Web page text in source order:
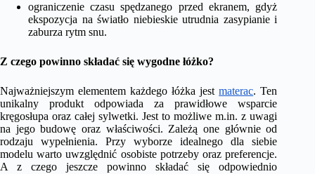
ograniczenie czasu spędzanego przed ekranem, gdyż
ekspozycja na światło niebieskie utrudnia zasypianie i
zaburza rytm snu.
Z czego powinno składać się wygodne łóżko?
Najważniejszym elementem każdego łóżka jestmaterac. Ten
unikalny produkt odpowiada za prawidłowe wsparcie
kręgosłupa oraz całej sylwetki. Jest to możliwe m.in. z uwagi
na jego budowę oraz właściwości. Zależą one głównie od
rodzaju wypełnienia. Przy wyborze idealnego dla siebie
modelu warto uwzględnić osobiste potrzeby oraz preferencje.
A z czego jeszcze powinno składać się odpowiednio